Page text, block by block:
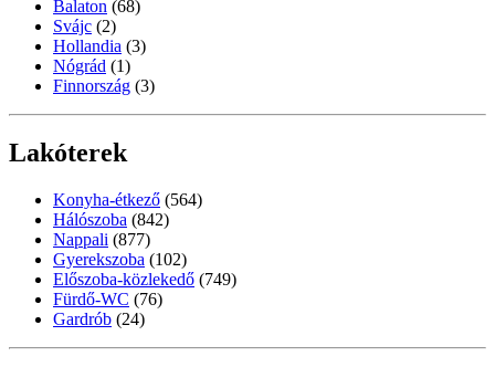
Balaton (68)
Svájc (2)
Hollandia (3)
Nógrád (1)
Finnország (3)
Lakóterek
Konyha-étkező (564)
Hálószoba (842)
Nappali (877)
Gyerekszoba (102)
Előszoba-közlekedő (749)
Fürdő-WC (76)
Gardrób (24)